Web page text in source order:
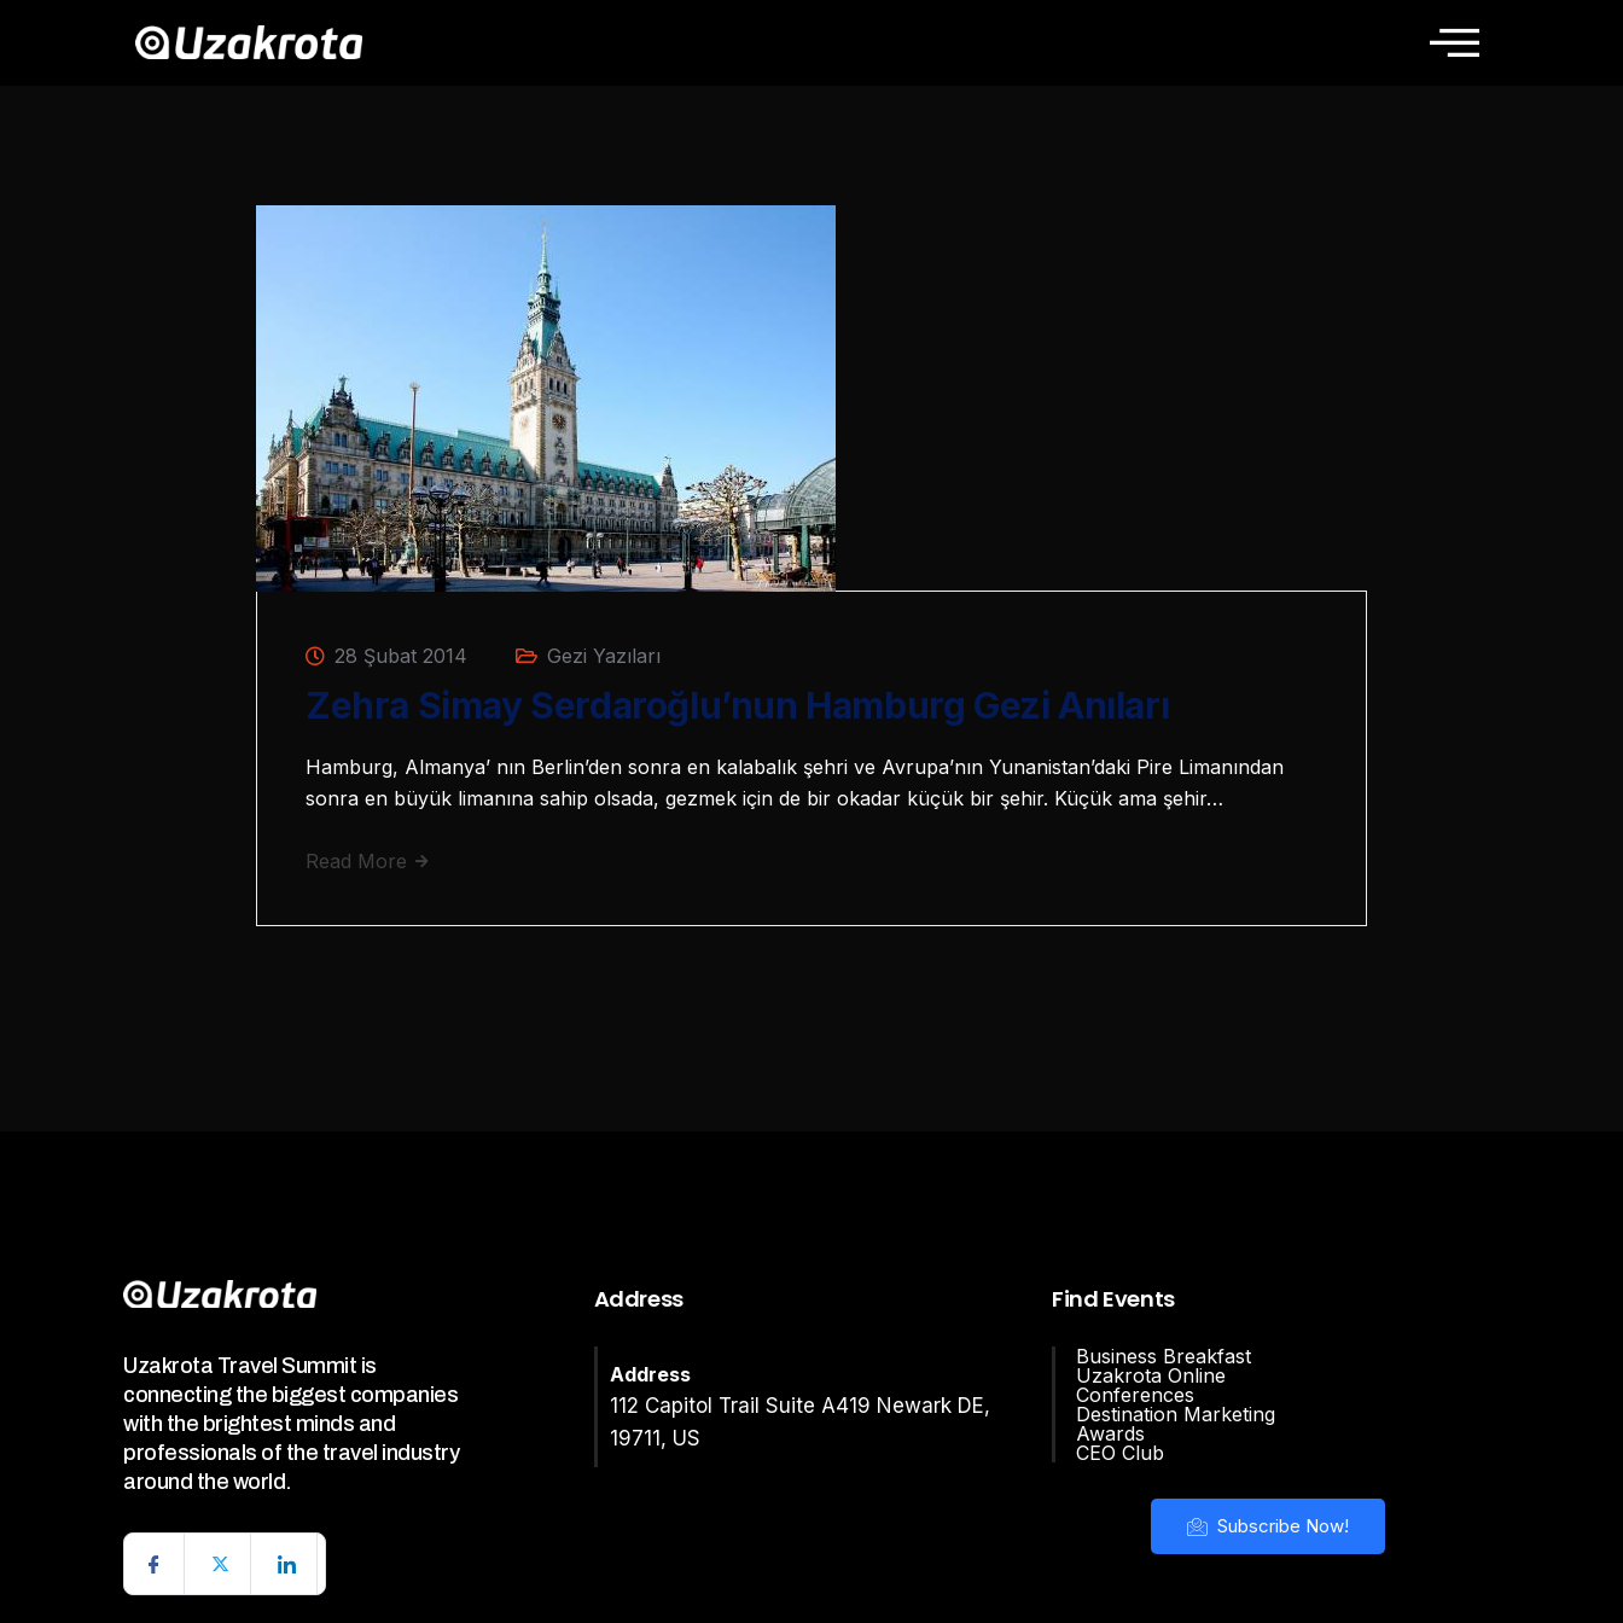
28 Şubat 2014 Gezi Yazıları
Zehra Simay Serdaroğlu’nun Hamburg Gezi Anıları
Hamburg, Almanya’ nın Berlin’den sonra en kalabalık şehri ve Avrupa’nın Yunanistan’daki Pire Limanından
sonra en büyük limanına sahip olsada, gezmek için de bir okadar küçük bir şehir. Küçük ama şehir…
Read More
Uzakrota Travel Summit is
connecting the biggest companies
with the brightest minds and
professionals of the travel industry
around the world.
Address
Address
112 Capitol Trail Suite A419 Newark DE,
19711, US
Find Events
Business Breakfast
Uzakrota Online
Conferences
Destination Marketing
Awards
CEO Club
Subscribe Now!